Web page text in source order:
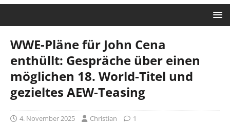
WWE-Pläne für John Cena
enthüllt: Gespräche über einen
möglichen 18. World-Titel und
gezieltes AEW-Teasing
4. November 2025 Christian 1